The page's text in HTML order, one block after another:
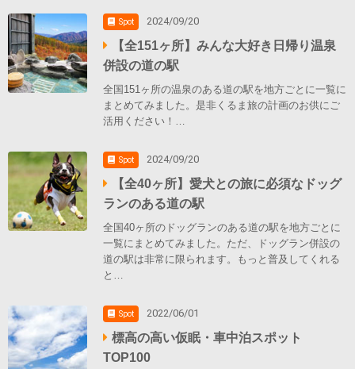
Spot 2024/09/20
【全151ヶ所】みんな大好き日帰り温泉
併設の道の駅
全国151ヶ所の温泉のある道の駅を地方ごとに一覧に
まとめてみました。是非くるま旅の計画のお供にご
活用ください！…
Spot 2024/09/20
【全40ヶ所】愛犬との旅に必須なドッグ
ランのある道の駅
全国40ヶ所のドッグランのある道の駅を地方ごとに
一覧にまとめてみました。ただ、ドッグラン併設の
道の駅は非常に限られます。もっと普及してくれる
と…
Spot 2022/06/01
標高の高い仮眠・車中泊スポット
TOP100